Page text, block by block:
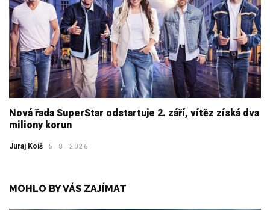
Nová řada SuperStar odstartuje 2. září, vítěz získá dva
miliony korun
Juraj Koiš 5. 8. 2026
MOHLO BY VÁS ZAJÍMAT